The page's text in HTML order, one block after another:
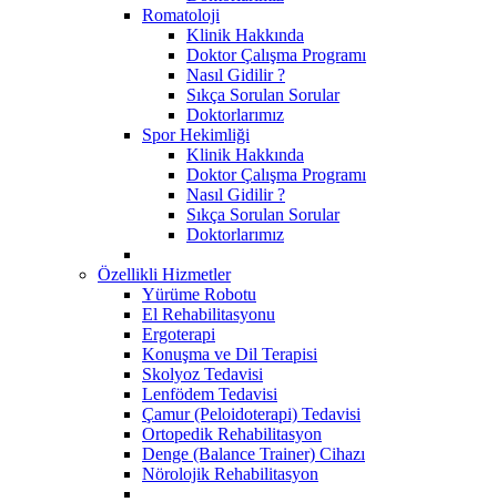
Romatoloji
Klinik Hakkında
Doktor Çalışma Programı
Nasıl Gidilir ?
Sıkça Sorulan Sorular
Doktorlarımız
Spor Hekimliği
Klinik Hakkında
Doktor Çalışma Programı
Nasıl Gidilir ?
Sıkça Sorulan Sorular
Doktorlarımız
Özellikli Hizmetler
Yürüme Robotu
El Rehabilitasyonu
Ergoterapi
Konuşma ve Dil Terapisi
Skolyoz Tedavisi
Lenfödem Tedavisi
Çamur (Peloidoterapi) Tedavisi
Ortopedik Rehabilitasyon
Denge (Balance Trainer) Cihazı
Nörolojik Rehabilitasyon